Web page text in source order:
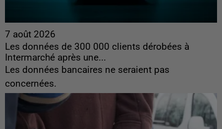
7 août 2026
Les données de 300 000 clients dérobées à
Intermarché après une...
Les données bancaires ne seraient pas
concernées.